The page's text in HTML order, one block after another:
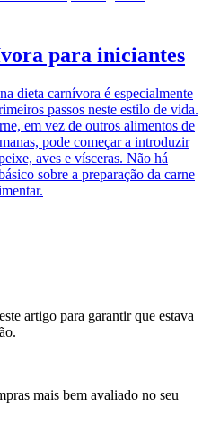
para iniciantes
dieta carnívora é especialmente
passos neste estilo de vida.
em vez de outros alimentos de
pode começar a introduzir
aves e vísceras. Não há
sobre a preparação da carne
artigo para garantir que estava
mais bem avaliado no seu